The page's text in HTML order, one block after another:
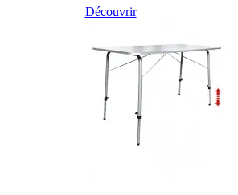
Découvrir